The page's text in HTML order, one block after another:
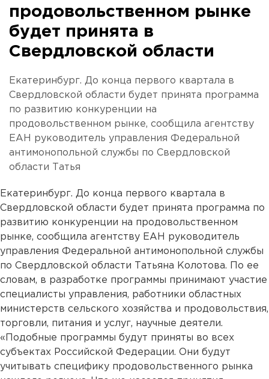
продовольственном рынке
будет принята в
Свердловской области
Екатеринбург. До конца первого квартала в
Свердловской области будет принята программа
по развитию конкуренции на
продовольственном рынке, сообщила агентству
ЕАН руководитель управления Федеральной
антимонопольной службы по Свердловской
области Татья
Екатеринбург. До конца первого квартала в
Свердловской области будет принята программа по
развитию конкуренции на продовольственном
рынке, сообщила агентству ЕАН руководитель
управления Федеральной антимонопольной службы
по Свердловской области Татьяна Колотова. По ее
словам, в разработке программы принимают участие
специалисты управления, работники областных
министерств сельского хозяйства и продовольствия,
торговли, питания и услуг, научные деятели.
«Подобные программы будут приняты во всех
субъектах Российской Федерации. Они будут
учитывать специфику продовольственного рынка